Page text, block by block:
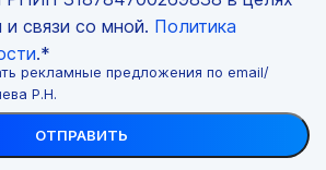
и связи со мной. Политика
.*
рекламные предложения по email/
Р.Н.